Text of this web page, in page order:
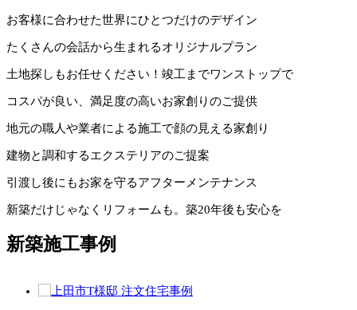
お客様に合わせた世界にひとつだけのデザイン
たくさんの会話から生まれるオリジナルプラン
土地探しもお任せください！竣工までワンストップで
コスパが良い、満足度の高いお家創りのご提供
地元の職人や業者による施工で顔の見える家創り
建物と調和するエクステリアのご提案
引渡し後にもお家を守るアフターメンテナンス
新築だけじゃなくリフォームも。築20年後も安心を
新築施工事例